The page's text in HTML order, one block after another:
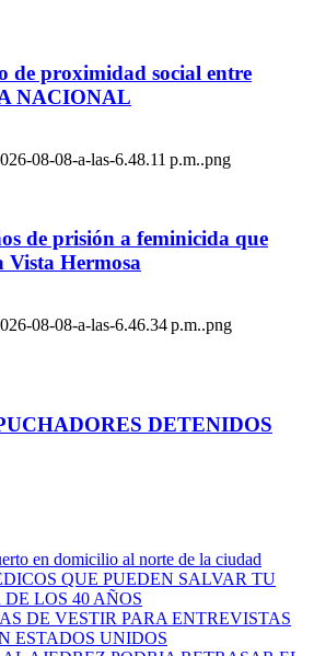
de proximidad social entre
NACIONAL
de prisión a feminicida que
Vista Hermosa
DETENIDOS
en domicilio al norte de la ciudad
QUE PUEDEN SALVAR TU
LOS 40 AÑOS
DE VESTIR PARA ENTREVISTAS
ESTADOS UNIDOS